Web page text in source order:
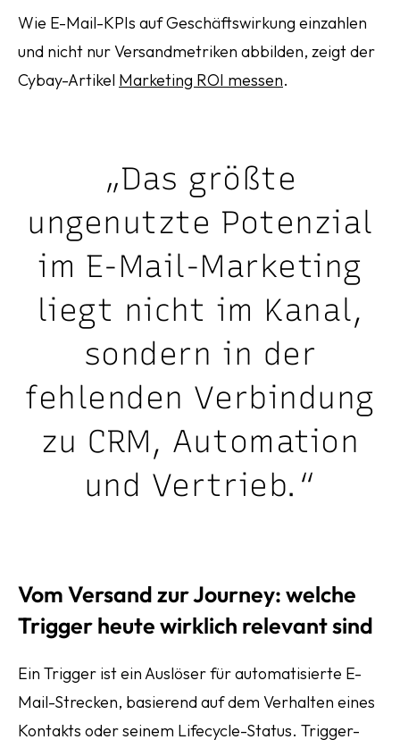
Wie E-Mail-KPIs auf Geschäftswirkung einzahlen
und nicht nur Versandmetriken abbilden, zeigt der
Cybay-Artikel Marketing ROI messen.
„Das größte
ungenutzte Potenzial
im E-Mail-Marketing
liegt nicht im Kanal,
sondern in der
fehlenden Verbindung
zu CRM, Automation
und Vertrieb.“
Vom Versand zur Journey: welche
Trigger heute wirklich relevant sind
Ein Trigger ist ein Auslöser für automatisierte E-
Mail-Strecken, basierend auf dem Verhalten eines
Kontakts oder seinem Lifecycle-Status. Trigger-